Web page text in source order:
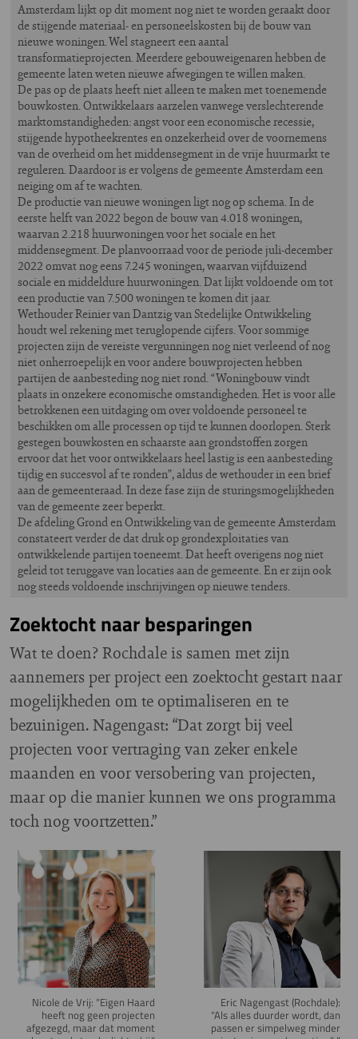
Amsterdam lijkt op dit moment nog niet te worden geraakt door
de stijgende materiaal- en personeelskosten bij de bouw van
nieuwe woningen. Wel stagneert een aantal
transformatieprojecten. Meerdere gebouweigenaren hebben de
gemeente laten weten nieuwe afwegingen te willen maken.
De pas op de plaats heeft niet alleen te maken met toenemende
bouwkosten. Ontwikkelaars aarzelen vanwege verslechterende
marktomstandigheden: angst voor een economische recessie,
stijgende hypotheekrentes en onzekerheid over de voornemens
van de overheid om het middensegment in de vrije huurmarkt te
reguleren. Daardoor is er volgens de gemeente Amsterdam een
neiging om af te wachten.
De productie van nieuwe woningen ligt nog op schema. In de
eerste helft van 2022 begon de bouw van 4.018 woningen,
waarvan 2.218 huurwoningen voor het sociale en het
middensegment. De planvoorraad voor de periode juli-december
2022 omvat nog eens 7.245 woningen, waarvan vijfduizend
sociale en middeldure huurwoningen. Dat lijkt voldoende om tot
een productie van 7.500 woningen te komen dit jaar.
Wethouder Reinier van Dantzig van Stedelijke Ontwikkeling
houdt wel rekening met teruglopende cijfers. Voor sommige
projecten zijn de vereiste vergunningen nog niet verleend of nog
niet onherroepelijk en voor andere bouwprojecten hebben
partijen de aanbesteding nog niet rond. “Woningbouw vindt
plaats in onzekere economische omstandigheden. Het is voor alle
betrokkenen een uitdaging om over voldoende personeel te
beschikken om alle processen op tijd te kunnen doorlopen. Sterk
gestegen bouwkosten en schaarste aan grondstoffen zorgen
ervoor dat het voor ontwikkelaars heel lastig is een aanbesteding
tijdig en succesvol af te ronden”, aldus de wethouder in een brief
aan de gemeenteraad. In deze fase zijn de sturingsmogelijkheden
van de gemeente zeer beperkt.
De afdeling Grond en Ontwikkeling van de gemeente Amsterdam
constateert verder de dat druk op grondexploitaties van
ontwikkelende partijen toeneemt. Dat heeft overigens nog niet
geleid tot teruggave van locaties aan de gemeente. En er zijn ook
nog steeds voldoende inschrijvingen op nieuwe tenders.
Zoektocht naar besparingen
Wat te doen? Rochdale is samen met zijn
aannemers per project een zoektocht gestart naar
mogelijkheden om te optimaliseren en te
bezuinigen. Nagengast: “Dat zorgt bij veel
projecten voor vertraging van zeker enkele
maanden en voor versobering van projecten,
maar op die manier kunnen we ons programma
toch nog voortzetten.”
Image
Nicole de Vrij: “Eigen Haard
heeft nog geen projecten
afgezegd, maar dat moment
Eric Nagengast (Rochdale):
“Als alles duurder wordt, dan
passen er simpelweg minder